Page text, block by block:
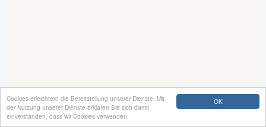
OK
Cookies erleichtern die Bereitstellung unserer Dienste. Mit
der Nutzung unserer Dienste erklären Sie sich damit
einverstanden, dass wir Cookies verwenden.